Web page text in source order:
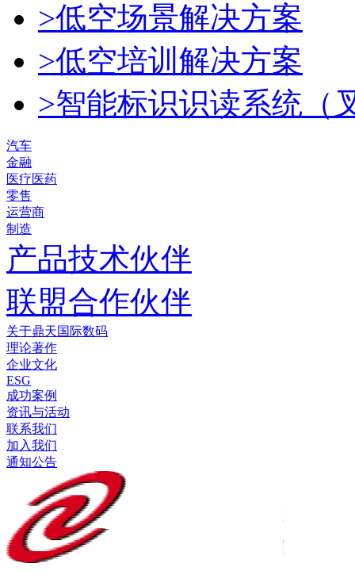
>低空场景解决方案
>低空培训解决方案
>智能标识识读系统（
汽车
金融
医疗医药
零售
运营商
制造
产品技术伙伴
联盟合作伙伴
关于鼎天国际数码
理论著作
企业文化
ESG
成功案例
资讯与活动
联系我们
加入我们
通知公告